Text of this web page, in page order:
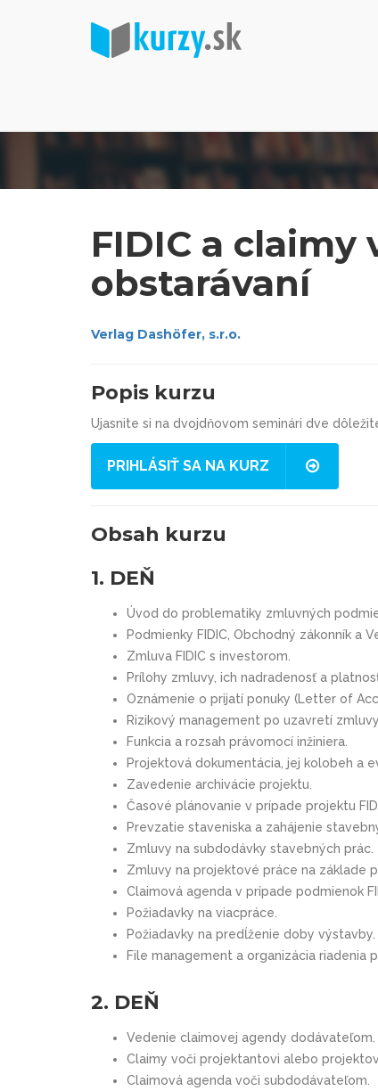
FIDIC a claimy
obstarávaní
Verlag Dashöfer, s.r.o.
Popis kurzu
Ujasnite si na dvojdňovom seminári dve
PRIHLÁSIŤ SA NA KURZ
Obsah kurzu
1. DEŇ
Úvod do problematiky zmluvných
Podmienky FIDIC, Obchodný zákonník a
Zmluva FIDIC s investorom.
Prílohy zmluvy, ich nadradenosť a
Oznámenie o prijatí ponuky (Letter of
Rizikový management po uzavretí zmluvy.
Funkcia a rozsah právomocí inžiniera.
Projektová dokumentácia, jej kolobeh a
Zavedenie archivácie projektu.
Časové plánovanie v prípade projektu
Prevzatie staveniska a zahájenie
Zmluvy na subdodávky stavebných prác.
Zmluvy na projektové práce na základe
Claimová agenda v prípade podmienok
Požiadavky na viacpráce.
Požiadavky na predĺženie doby výstavby.
File management a organizácia riadenia
2. DEŇ
Vedenie claimovej agendy dodávateľom.
Claimy voči projektantovi alebo
Claimová agenda voči subdodávateľom.